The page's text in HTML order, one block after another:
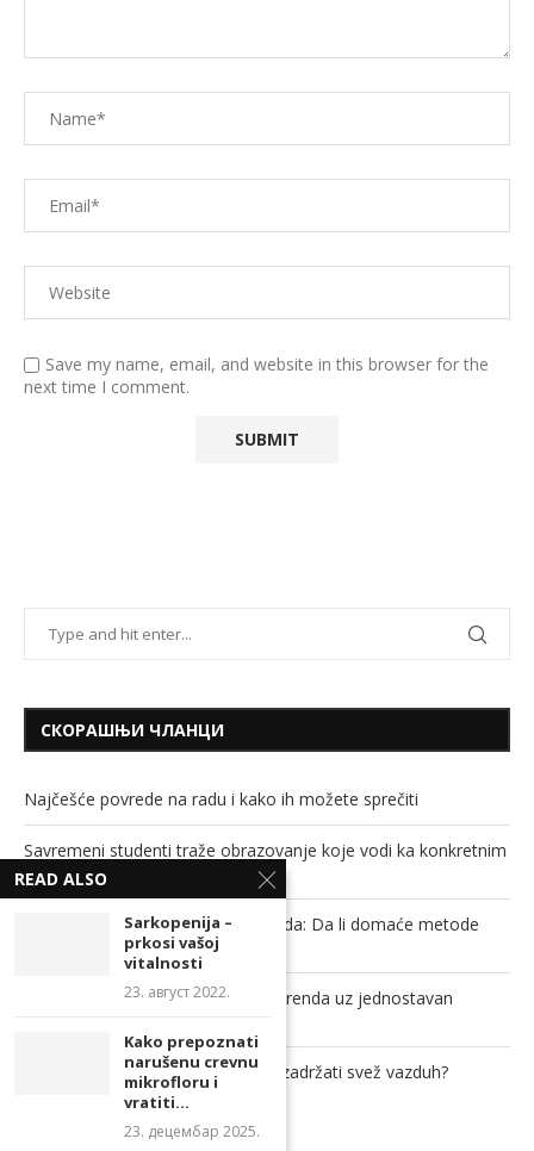
Save my name, email, and website in this browser for the
next time I comment.
СКОРАШЊИ ЧЛАНЦИ
Najčešće povrede na radu i kako ih možete sprečiti
Savremeni studenti traže obrazovanje koje vodi ka konkretnim
rezultatima
Soda bikarbona, sirće i ključala voda: Da li domaće metode
stvarno mogu da odguše cev?
Povećajte prepoznatljivost svog brenda uz jednostavan
Kako zaštititi dom od insekata, a zadržati svež vazduh?
READ ALSO
Sarkopenija –
prkosi vašoj
vitalnosti
23. август 2022.
Kako prepoznati
narušenu crevnu
mikrofloru i
vratiti...
23. децембар 2025.